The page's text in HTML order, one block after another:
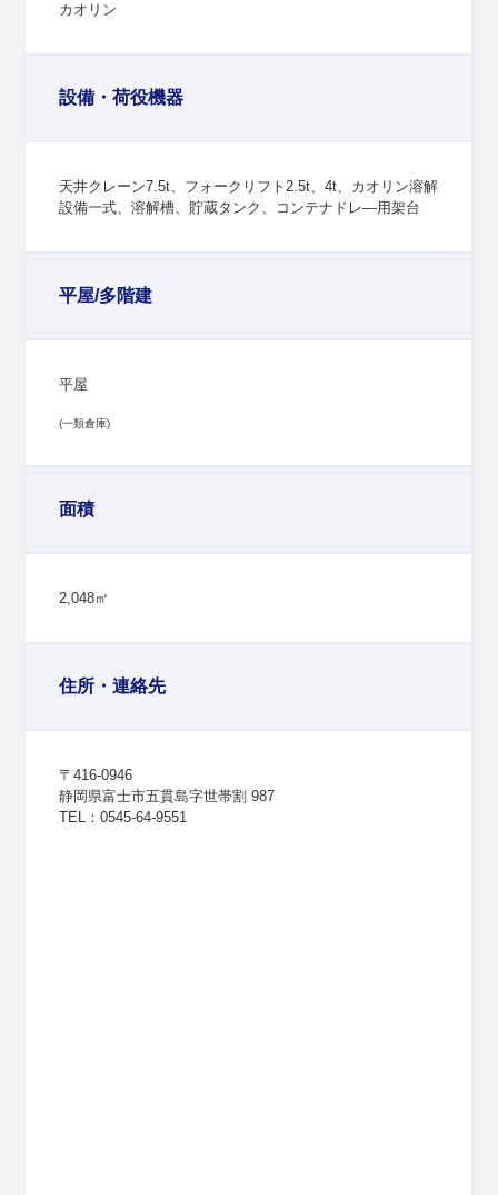
カオリン
設備・荷役機器
天井クレーン7.5t、フォークリフト2.5t、4t、カオリン溶解
設備一式、溶解槽、貯蔵タンク、コンテナドレ―用架台
平屋/多階建
平屋
(一類倉庫)
面積
2,048㎡
住所・連絡先
〒416-0946
静岡県富士市五貫島字世帯割 987
TEL：0545-64-9551